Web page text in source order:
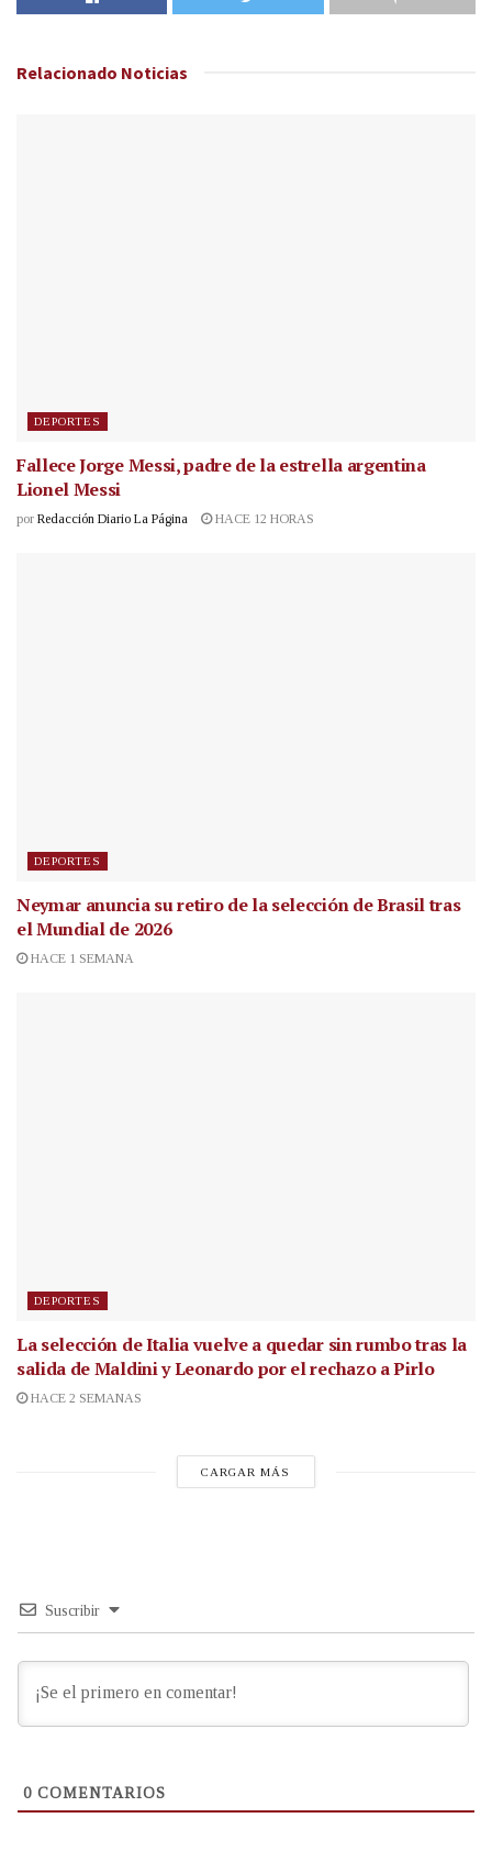
Relacionado Noticias
DEPORTES
Fallece Jorge Messi, padre de la estrella argentina
Lionel Messi
por Redacción Diario La Página HACE 12 HORAS
DEPORTES
Neymar anuncia su retiro de la selección de Brasil tras
el Mundial de 2026
HACE 1 SEMANA
DEPORTES
La selección de Italia vuelve a quedar sin rumbo tras la
salida de Maldini y Leonardo por el rechazo a Pirlo
HACE 2 SEMANAS
CARGAR MÁS
Suscribir
0 COMENTARIOS